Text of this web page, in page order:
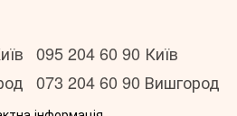
095 204 60 90 Київ
073 204 60 90 Вишгород